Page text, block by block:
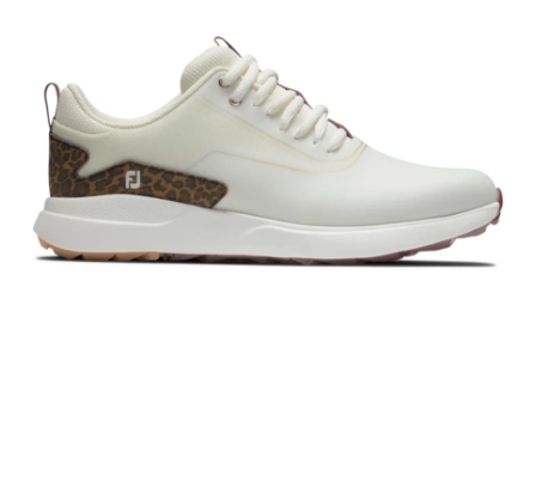
Bekleidung
Handschuhe